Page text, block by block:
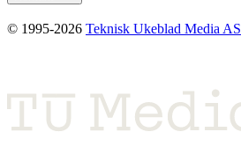
© 1995-2026 Teknisk Ukeblad Media AS